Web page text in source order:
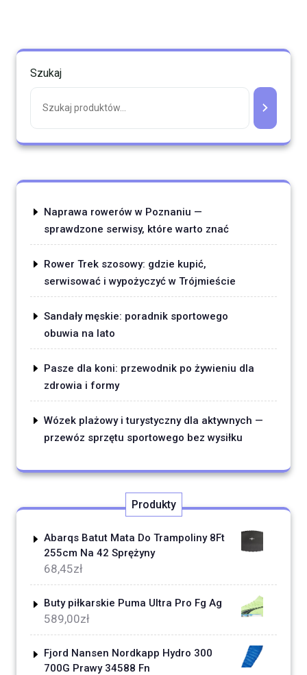
Szukaj
Naprawa rowerów w Poznaniu —
sprawdzone serwisy, które warto znać
Rower Trek szosowy: gdzie kupić,
serwisować i wypożyczyć w Trójmieście
Sandały męskie: poradnik sportowego
obuwia na lato
Pasze dla koni: przewodnik po żywieniu dla
zdrowia i formy
Wózek plażowy i turystyczny dla aktywnych —
przewóz sprzętu sportowego bez wysiłku
Produkty
Abarqs Batut Mata Do Trampoliny 8Ft
255cm Na 42 Sprężyny
68,45zł
Buty piłkarskie Puma Ultra Pro Fg Ag
589,00zł
Fjord Nansen Nordkapp Hydro 300
700G Prawy 34588 Fn